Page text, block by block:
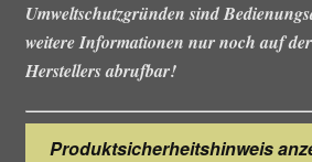
Umweltschutzgründen sind
weitere Informationen nur noch auf
Herstellers abrufbar!
Produktsicherheitshinweis